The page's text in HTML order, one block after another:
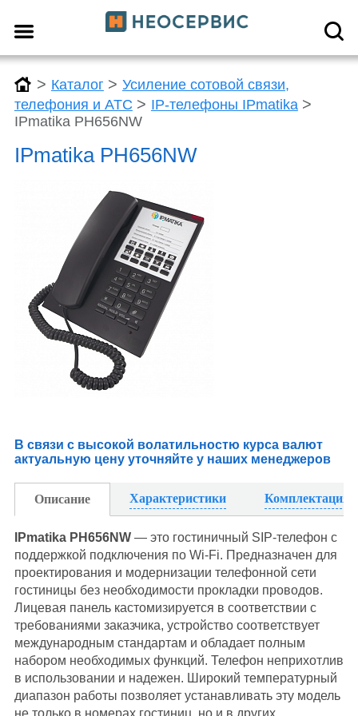
> Каталог > Усиление сотовой связи,
телефония и АТС > IP-телефоны IPmatika >
IPmatika PH656NW
IPmatika PH656NW
В связи с высокой волатильностю курса валют
актуальную цену уточняйте у наших менеджеров
Описание Характеристики Комплектация
IPmatika PH656NW — это гостиничный SIP-телефон с
поддержкой подключения по Wi-Fi. Предназначен для
проектирования и модернизации телефонной сети
гостиницы без необходимости прокладки проводов.
Лицевая панель кастомизируется в соответствии с
требованиями заказчика, устройство соответствует
международным стандартам и обладает полным
набором необходимых функций. Телефон неприхотлив
в использовании и надежен. Широкий температурный
диапазон работы позволяет устанавливать эту модель
не только в номерах гостиниц, но и в других